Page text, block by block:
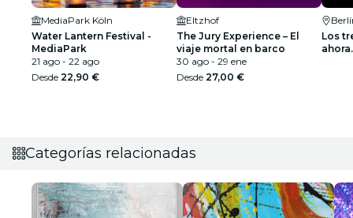
MediaPark Köln
Water Lantern Festival -
MediaPark
21 ago - 22 ago
Desde 22,90 €
Eltzhof
The Jury Experience – El
viaje mortal en barco
30 ago - 29 ene
Desde 27,00 €
Los
Categorías relacionadas